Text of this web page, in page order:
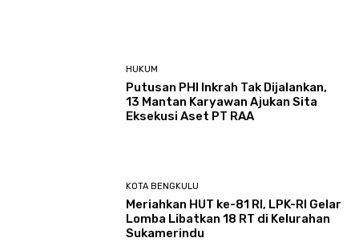
HUKUM
Putusan PHI Inkrah Tak Dijalankan,
13 Mantan Karyawan Ajukan Sita
Eksekusi Aset PT RAA
KOTA BENGKULU
Meriahkan HUT ke-81 RI, LPK-RI Gelar
Lomba Libatkan 18 RT di Kelurahan
Sukamerindu